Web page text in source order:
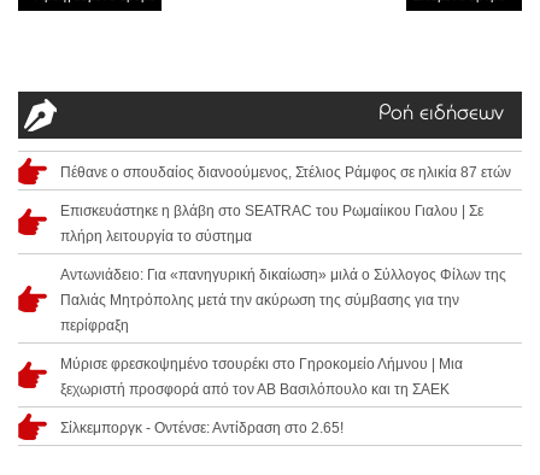
Ροή ειδήσεων
Πέθανε ο σπουδαίος διανοούμενος, Στέλιος Ράμφος σε ηλικία 87 ετών
Επισκευάστηκε η βλάβη στο SEATRAC του Ρωμαίικου Γιαλου | Σε
πλήρη λειτουργία το σύστημα
Αντωνιάδειο: Για «πανηγυρική δικαίωση» μιλά ο Σύλλογος Φίλων της
Παλιάς Μητρόπολης μετά την ακύρωση της σύμβασης για την
περίφραξη
Μύρισε φρεσκοψημένο τσουρέκι στο Γηροκομείο Λήμνου | Μια
ξεχωριστή προσφορά από τον ΑΒ Βασιλόπουλο και τη ΣΑΕΚ
Σίλκεμποργκ - Οντένσε: Αντίδραση στο 2.65!